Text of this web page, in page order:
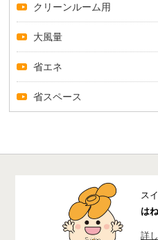
クリーンルーム用
大風量
省エネ
省スペース
ス
は
詳